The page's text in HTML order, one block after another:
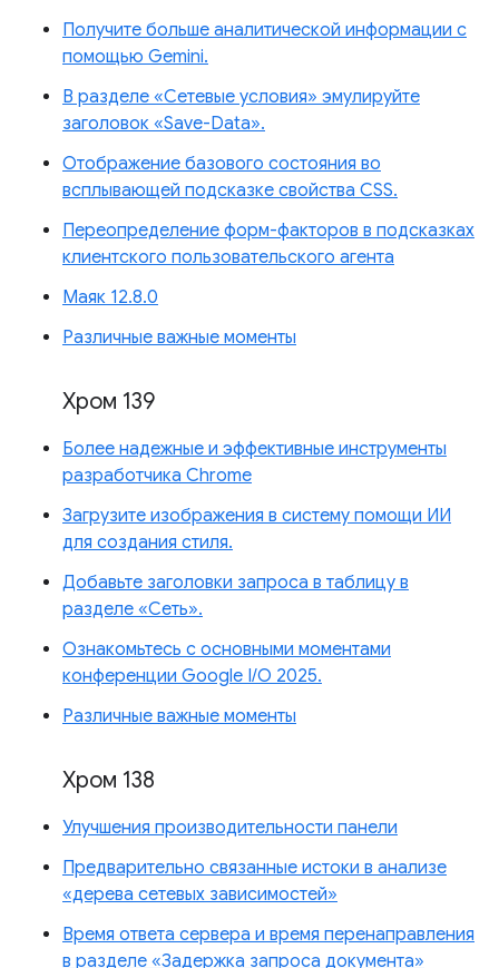
Получите больше аналитической информации с
помощью Gemini.
В разделе «Сетевые условия» эмулируйте
заголовок «Save-Data».
Отображение базового состояния во
всплывающей подсказке свойства CSS.
Переопределение форм-факторов в подсказках
клиентского пользовательского агента
Маяк 12.8.0
Различные важные моменты
Хром 139
Более надежные и эффективные инструменты
разработчика Chrome
Загрузите изображения в систему помощи ИИ
для создания стиля.
Добавьте заголовки запроса в таблицу в
разделе «Сеть».
Ознакомьтесь с основными моментами
конференции Google I/O 2025.
Различные важные моменты
Хром 138
Улучшения производительности панели
Предварительно связанные истоки в анализе
«дерева сетевых зависимостей»
Время ответа сервера и время перенаправления
в разделе «Задержка запроса документа»